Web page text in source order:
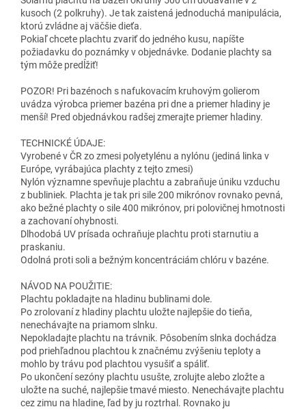
kusoch (2 polkruhy). Je tak zaistená jednoduchá manipulácia,
ktorú zvládne aj väčšie dieťa.
Pokiaľ chcete plachtu zvariť do jedného kusu, napíšte
požiadavku do poznámky v objednávke. Dodanie plachty sa
tým môže predĺžiť!
POZOR! Pri bazénoch s nafukovacím kruhovým golierom
uvádza výrobca priemer bazéna pri dne a priemer hladiny je
menší! Pred objednávkou radšej zmerajte priemer hladiny.
TECHNICKÉ ÚDAJE:
Vyrobené v ČR zo zmesi polyetylénu a nylónu (jediná linka v
Európe, vyrábajúca plachty z tejto zmesi)
Nylón významne spevňuje plachtu a zabraňuje úniku vzduchu
z bubliniek. Plachta je tak pri sile 200 mikrónov rovnako pevná,
ako bežné plachty o sile 400 mikrónov, pri polovičnej hmotnosti
a zachovaní ohybnosti.
Dlhodobá UV prísada ochraňuje plachtu proti starnutiu a
praskaniu.
Odolná proti soli a bežným koncentráciám chlóru v bazéne.
NÁVOD NA POUŽITIE:
Plachtu pokladajte na hladinu bublinami dole.
Po zrolovaní z hladiny plachtu uložte najlepšie do tieňa,
nenechávajte na priamom slnku.
Nepokladajte plachtu na trávnik. Pôsobením slnka dochádza
pod priehľadnou plachtou k značnému zvýšeniu teploty a
mohlo by trávu pod plachtou vysušiť a spáliť.
Po ukončení sezóny plachtu usušte, zrolujte alebo zložte a
uložte na suché, najlepšie tmavé miesto. Nenechávajte plachtu
cez zimu na hladine, ľad by ju roztrhal. Rovnako ju